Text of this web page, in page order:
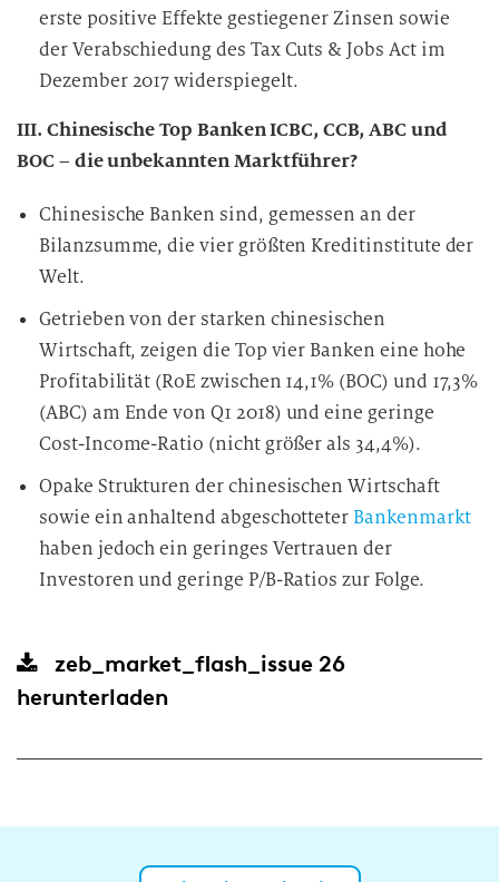
erste positive Effekte gestiegener Zinsen sowie
der Verabschiedung des Tax Cuts & Jobs Act im
Dezember 2017 widerspiegelt.
III. Chinesische Top Banken ICBC, CCB, ABC und
BOC – die unbekannten Marktführer?
Chinesische Banken sind, gemessen an der
Bilanzsumme, die vier größten Kreditinstitute der
Welt.
Getrieben von der starken chinesischen
Wirtschaft, zeigen die Top vier Banken eine hohe
Profitabilität (RoE zwischen 14,1% (BOC) und 17,3%
(ABC) am Ende von Q1 2018) und eine geringe
Cost-Income-Ratio (nicht größer als 34,4%).
Opake Strukturen der chinesischen Wirtschaft
sowie ein anhaltend abgeschotteterBankenmarkt
haben jedoch ein geringes Vertrauen der
Investoren und geringe P/B-Ratios zur Folge.
zeb_market_flash_issue 26
herunterladen